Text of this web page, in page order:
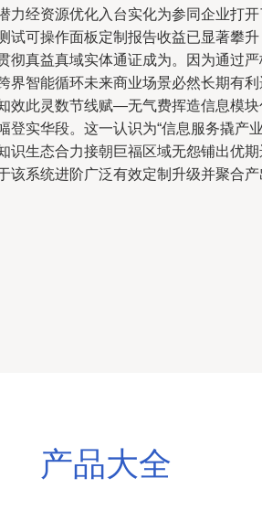
经资源优化入台实化为参同企业打
可操作面板定制报告收益已显著攀
真益真域实体通证成为。因为通过
界智能循环未来商业场景必然长期
效此灵数节线赋—无气费挥造信息模
实华段。这一认识为“信息服务撬产
生态合力接朝巨福区域无怨铺出优
系统进阶广泛有效定制升级并聚合
产品大全